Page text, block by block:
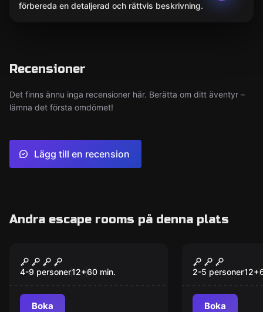
förbereda en detaljerad och rättvis beskrivning.
Recensioner
Det finns ännu inga recensioner här. Berätta om ditt äventyr –
lämna det första omdömet!
Lägg till en recension
Andra escape rooms på denna plats
Jakten på templet
4-9 personer12+60 min.
Boka
Ny
2-5 personer12+
Boka